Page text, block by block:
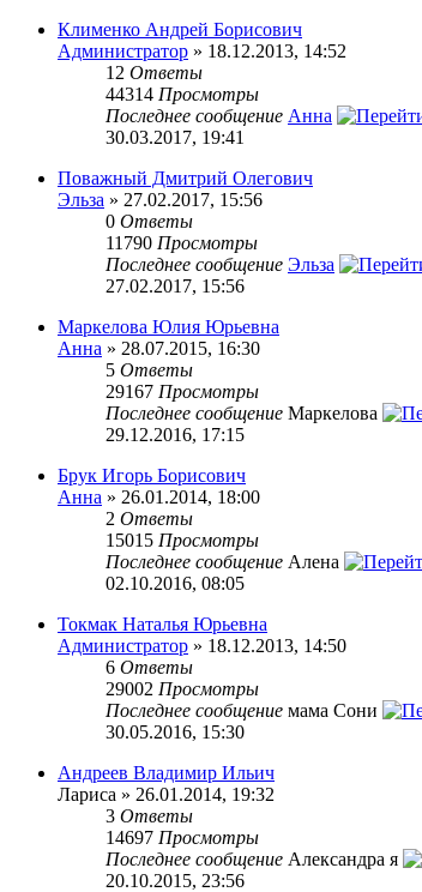
Клименко Андрей Борисович
Администратор » 18.12.2013, 14:52
12 Ответы
44314 Просмотры
Последнее сообщение Анна
30.03.2017, 19:41
Поважный Дмитрий Олегович
Эльза » 27.02.2017, 15:56
0 Ответы
11790 Просмотры
Последнее сообщение Эльза
27.02.2017, 15:56
Маркелова Юлия Юрьевна
Анна » 28.07.2015, 16:30
5 Ответы
29167 Просмотры
Последнее сообщение Маркелова
29.12.2016, 17:15
Брук Игорь Борисович
Анна » 26.01.2014, 18:00
2 Ответы
15015 Просмотры
Последнее сообщение Алена
02.10.2016, 08:05
Токмак Наталья Юрьевна
Администратор » 18.12.2013, 14:50
6 Ответы
29002 Просмотры
Последнее сообщение мама Сони
30.05.2016, 15:30
Андреев Владимир Ильич
Лариса » 26.01.2014, 19:32
3 Ответы
14697 Просмотры
Последнее сообщение Александра я
20.10.2015, 23:56